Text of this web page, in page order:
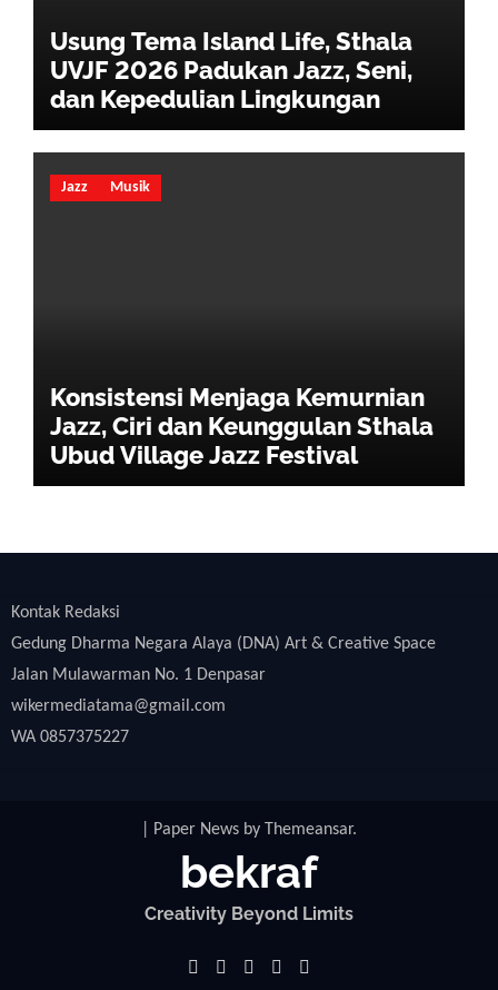
Usung Tema Island Life, Sthala
UVJF 2026 Padukan Jazz, Seni,
dan Kepedulian Lingkungan
Jazz Musik
Konsistensi Menjaga Kemurnian
Jazz, Ciri dan Keunggulan Sthala
Ubud Village Jazz Festival
Kontak Redaksi
Gedung Dharma Negara Alaya (DNA) Art & Creative Space
Jalan Mulawarman No. 1 Denpasar
wikermediatama@gmail.com
WA 0857375227
Paper News by Themeansar.
bekraf
Creativity Beyond Limits